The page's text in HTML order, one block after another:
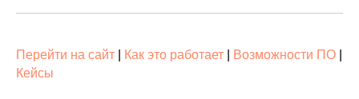
Перейти на сайт Как это работает Возможности ПО
Кейсы